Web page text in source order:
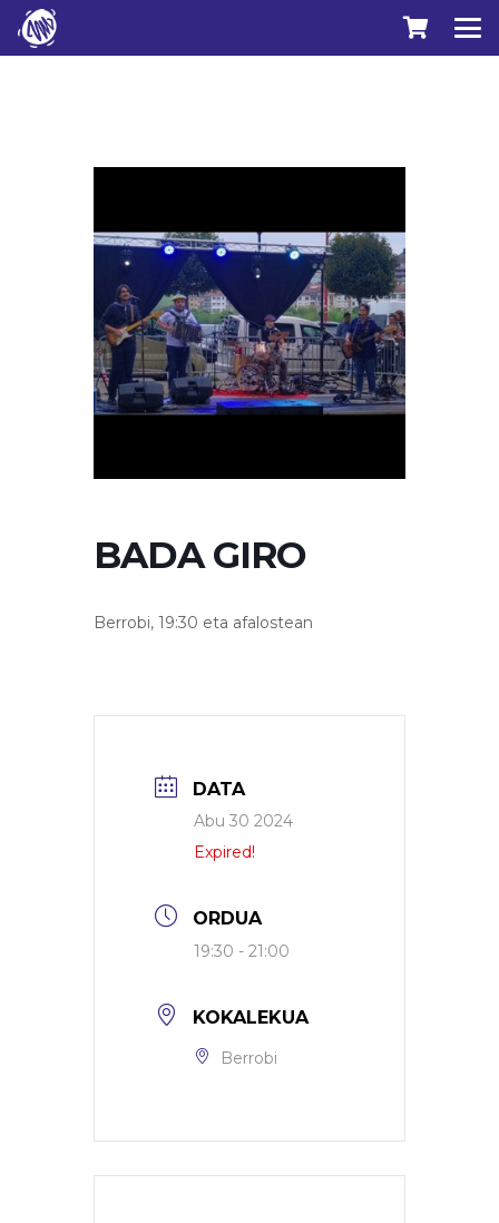
BADA GIRO
Berrobi, 19:30 eta afalostean
DATA
Abu 30 2024
Expired!
ORDUA
19:30 - 21:00
KOKALEKUA
Berrobi